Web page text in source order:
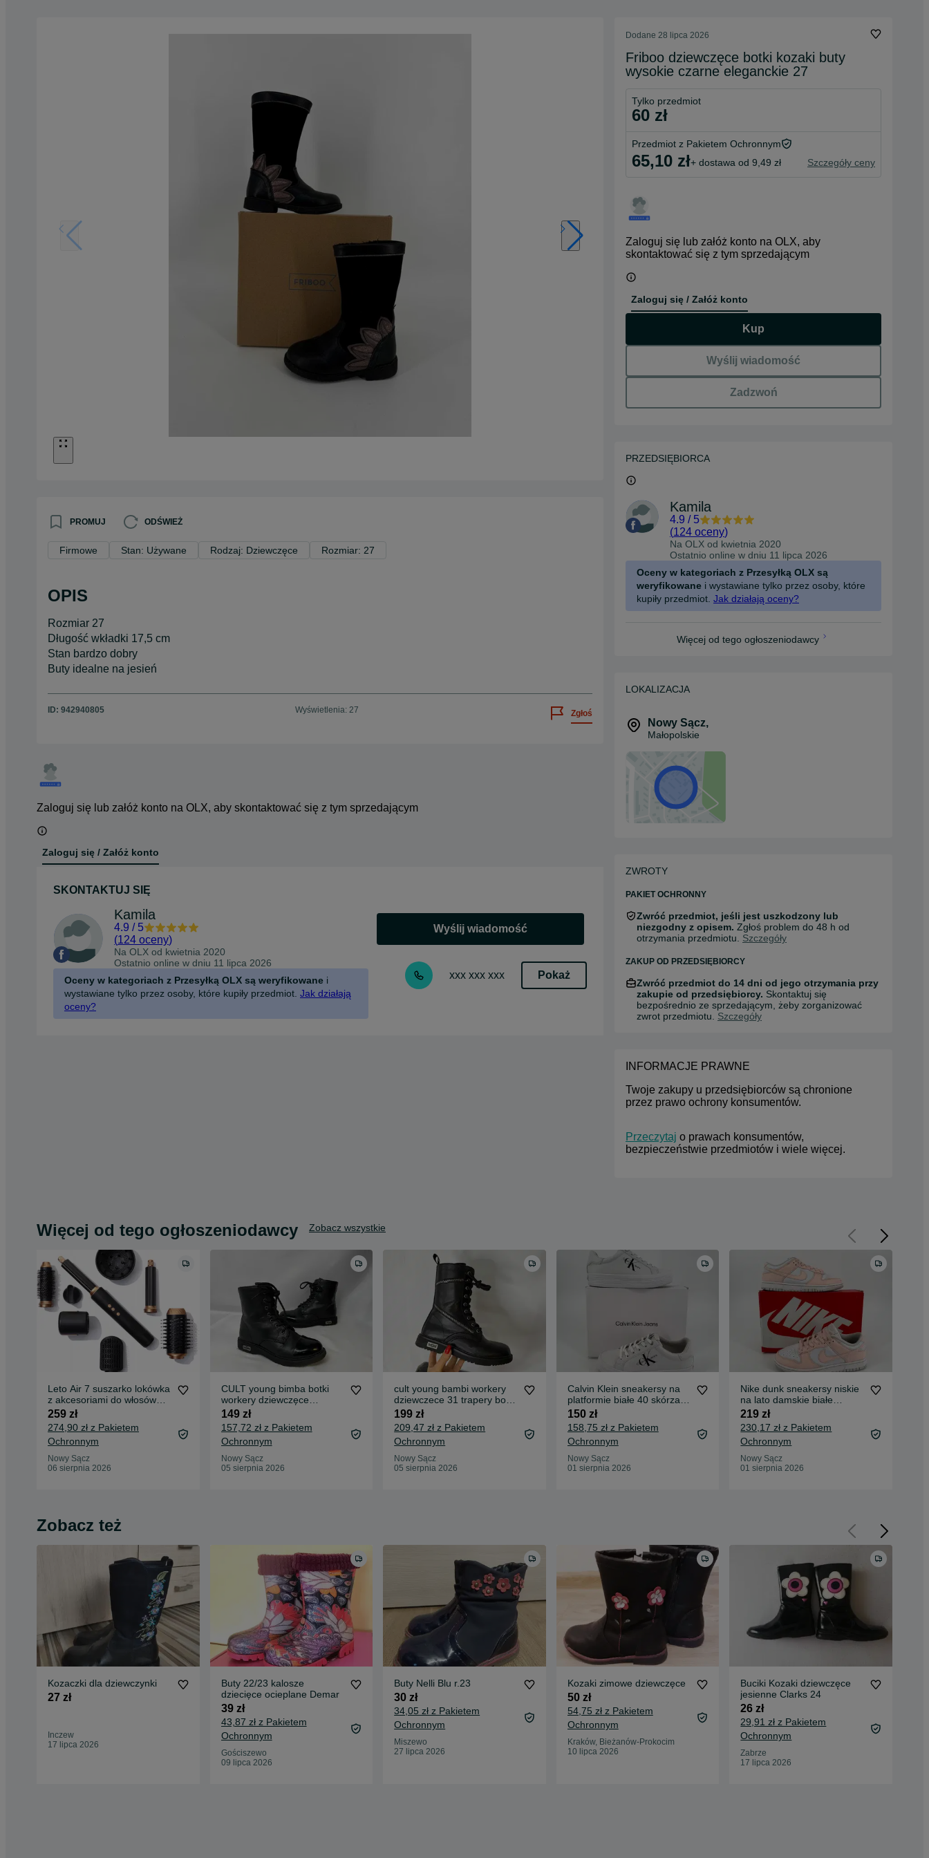
PROMUJ ODŚWIEŻ
Firmowe Stan: Używane Rodzaj: Dziewczęce Rozmiar: 27
OPIS
Rozmiar 27
Długość wkładki 17,5 cm
Stan bardzo dobry
Buty idealne na jesień
ID: 942940805 Wyświetlenia: 27 Zgłoś
Zaloguj się lub załóż konto na OLX, aby skontaktować się z tym sprzedającym
Zaloguj się / Załóż konto
SKONTAKTUJ SIĘ
Kamila
4.9 / 5
(124 oceny)
Na OLX od kwietnia 2020
Ostatnio online w dniu 11 lipca 2026
Oceny w kategoriach z Przesyłką OLX są weryfikowane i
wystawiane tylko przez osoby, które kupiły przedmiot. Jak działają
oceny?
Wyślij wiadomość
xxx xxx xxx Pokaż
Dodane 28 lipca 2026
Friboo dziewczęce botki kozaki buty
wysokie czarne eleganckie 27
Tylko przedmiot
60 zł
Przedmiot z Pakietem Ochronnym
65,10 zł+ dostawa od 9,49 zł Szczegóły ceny
Zaloguj się lub załóż konto na OLX, aby
skontaktować się z tym sprzedającym
Zaloguj się / Załóż konto
Kup
Wyślij wiadomość
Zadzwoń
PRZEDSIĘBIORCA
Kamila
4.9 / 5
(124 oceny)
Na OLX od kwietnia 2020
Ostatnio online w dniu 11 lipca 2026
Oceny w kategoriach z Przesyłką OLX są
weryfikowane i wystawiane tylko przez osoby, które
kupiły przedmiot. Jak działają oceny?
Więcej od tego ogłoszeniodawcy
LOKALIZACJA
Nowy Sącz,
Małopolskie
ZWROTY
PAKIET OCHRONNY
Zwróć przedmiot, jeśli jest uszkodzony lub
niezgodny z opisem. Zgłoś problem do 48 h od
otrzymania przedmiotu. Szczegóły
ZAKUP OD PRZEDSIĘBIORCY
Zwróć przedmiot do 14 dni od jego otrzymania przy
zakupie od przedsiębiorcy. Skontaktuj się
bezpośrednio ze sprzedającym, żeby zorganizować
zwrot przedmiotu. Szczegóły
INFORMACJE PRAWNE
Twoje zakupy u przedsiębiorców są chronione
przez prawo ochrony konsumentów.
Przeczytaj o prawach konsumentów,
bezpieczeństwie przedmiotów i wiele więcej.
Więcej od tego ogłoszeniodawcy Zobacz wszystkie
Leto Air 7 suszarko lokówka
z akcesoriami do włosów
walentynki
259 zł
274,90 zł z Pakietem
Ochronnym
Nowy Sącz
06 sierpnia 2026
CULT young bimba botki
workery dziewczęce
dziecięce jesienne za
kostke
149 zł
157,72 zł z Pakietem
Ochronnym
Nowy Sącz
05 sierpnia 2026
cult young bambi workery
dziewczece 31 trapery botki
skorzane kultowe
199 zł
209,47 zł z Pakietem
Ochronnym
Nowy Sącz
05 sierpnia 2026
Calvin Klein sneakersy na
platformie białe 40 skórzane
buty vultc
150 zł
158,75 zł z Pakietem
Ochronnym
Nowy Sącz
01 sierpnia 2026
Nike dunk sneakersy niskie
na lato damskie białe
pomarańczowe 40,5
219 zł
230,17 zł z Pakietem
Ochronnym
Nowy Sącz
01 sierpnia 2026
Zobacz też
Kozaczki dla dziewczynki
27 zł
Inczew
17 lipca 2026
Buty 22/23 kalosze
dziecięce ocieplane Demar
39 zł
43,87 zł z Pakietem
Ochronnym
Gościszewo
09 lipca 2026
Buty Nelli Blu r.23
30 zł
34,05 zł z Pakietem
Ochronnym
Miszewo
27 lipca 2026
Kozaki zimowe dziewczęce
50 zł
54,75 zł z Pakietem
Ochronnym
Kraków, Bieżanów-Prokocim
10 lipca 2026
Buciki Kozaki dziewczęce
jesienne Clarks 24
26 zł
29,91 zł z Pakietem
Ochronnym
Zabrze
17 lipca 2026